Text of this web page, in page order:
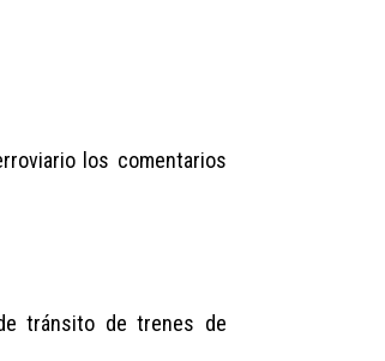
los comentarios
tránsito de trenes de